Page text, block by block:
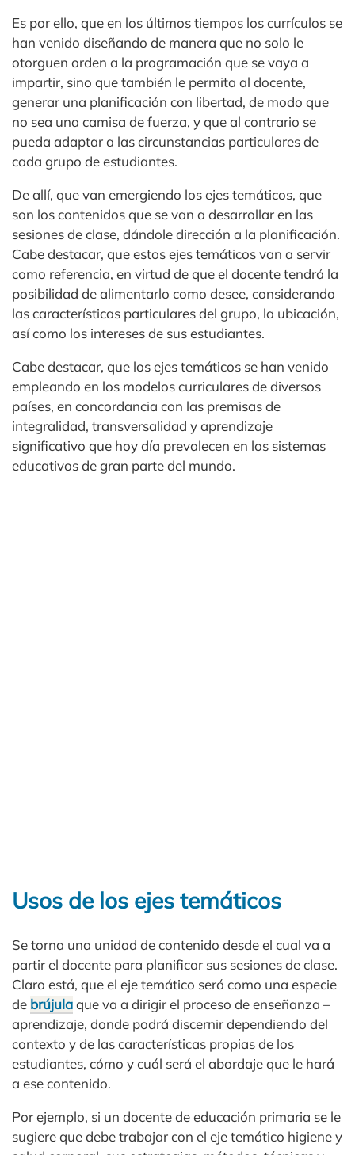
Es por ello, que en los últimos tiempos los currículos se
han venido diseñando de manera que no solo le
otorguen orden a la programación que se vaya a
impartir, sino que también le permita al docente,
generar una planificación con libertad, de modo que
no sea una camisa de fuerza, y que al contrario se
pueda adaptar a las circunstancias particulares de
cada grupo de estudiantes.
De allí, que van emergiendo los ejes temáticos, que
son los contenidos que se van a desarrollar en las
sesiones de clase, dándole dirección a la planificación.
Cabe destacar, que estos ejes temáticos van a servir
como referencia, en virtud de que el docente tendrá la
posibilidad de alimentarlo como desee, considerando
las características particulares del grupo, la ubicación,
así como los intereses de sus estudiantes.
Cabe destacar, que los ejes temáticos se han venido
empleando en los modelos curriculares de diversos
países, en concordancia con las premisas de
integralidad, transversalidad y aprendizaje
significativo que hoy día prevalecen en los sistemas
educativos de gran parte del mundo.
Usos de los ejes temáticos
Se torna una unidad de contenido desde el cual va a
partir el docente para planificar sus sesiones de clase.
Claro está, que el eje temático será como una especie
de brújulaque va a dirigir el proceso de enseñanza –
aprendizaje, donde podrá discernir dependiendo del
contexto y de las características propias de los
estudiantes, cómo y cuál será el abordaje que le hará
a ese contenido.
Por ejemplo, si un docente de educación primaria se le
sugiere que debe trabajar con el eje temático higiene y